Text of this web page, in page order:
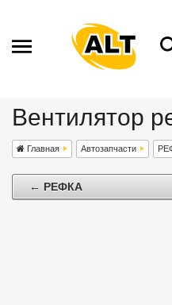
Вентилятор
Главная Автозапчасти
← РЕФКА